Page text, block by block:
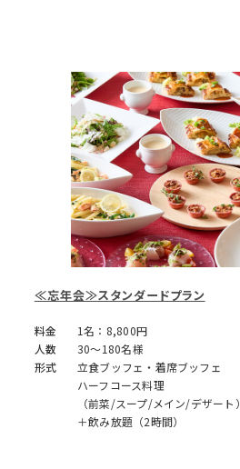
≪忘年会≫スタンダードプラン
料金
1名：8,800円
人数
30～180名様
形式
立食ブッフェ・着席ブッフェ
ハーフコース料理
（前菜/スープ/メイン/デザート）
＋飲み放題（2時間）